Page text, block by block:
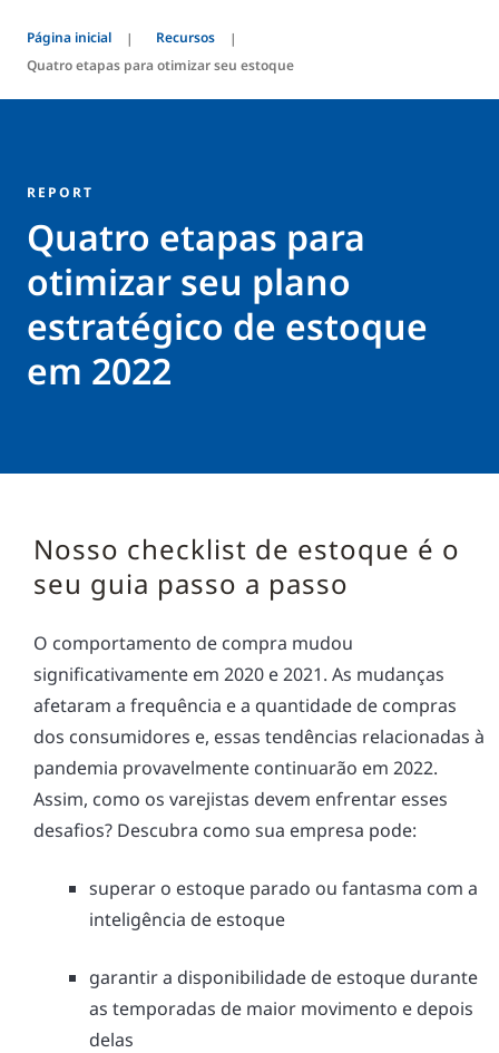
Página inicial
Recursos
Quatro etapas para otimizar seu estoque
REPORT
Quatro etapas para
otimizar seu plano
estratégico de estoque
em 2022
Nosso checklist de estoque é o
seu guia passo a passo
O comportamento de compra mudou
significativamente em 2020 e 2021. As mudanças
afetaram a frequência e a quantidade de compras
dos consumidores e, essas tendências relacionadas à
pandemia provavelmente continuarão em 2022.
Assim, como os varejistas devem enfrentar esses
desafios? Descubra como sua empresa pode:
superar o estoque parado ou fantasma com a
inteligência de estoque
garantir a disponibilidade de estoque durante
as temporadas de maior movimento e depois
delas